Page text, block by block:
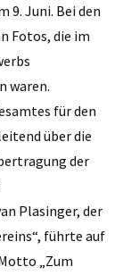
9. Juni. Bei den
Fotos, die im
waren.
für den
über die
der
­Plasinger, der
führte auf
„Zum